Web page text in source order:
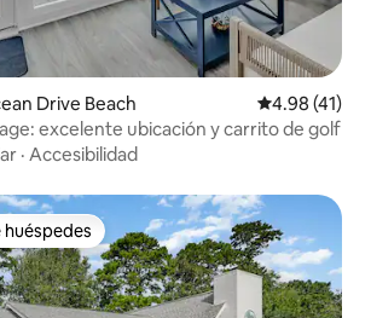
Drive Beach Calificación
4.98 (41)
excelente ubicación y carrito de golf
· Accesibilidad
Favorito entre huéspedes